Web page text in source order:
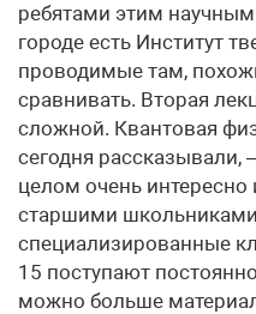
ребятами этим
городе есть Институт
проводимые там,
сравнивать. Вторая
сложной. Квантовая
сегодня рассказывали,
целом очень
старшими
специализированные
15 поступают
можно больше